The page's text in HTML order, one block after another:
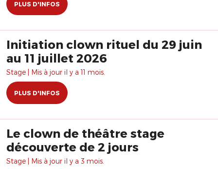
PLUS D'INFOS
Initiation clown rituel du 29 juin
au 11 juillet 2026
Stage | Mis à jour il y a 11 mois.
PLUS D'INFOS
Le clown de théâtre stage
découverte de 2 jours
Stage | Mis à jour il y a 3 mois.